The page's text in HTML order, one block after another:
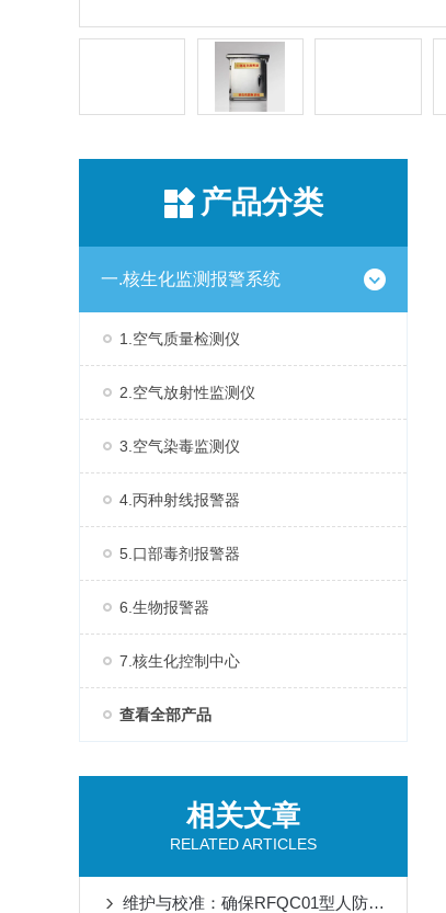
产品分类
一.核生化监测报警系统
1.空气质量检测仪
2.空气放射性监测仪
3.空气染毒监测仪
4.丙种射线报警器
5.口部毒剂报警器
6.生物报警器
7.核生化控制中心
查看全部产品
相关文章
RELATED ARTICLES
维护与校准：确保RFQC01型人防生物报警器长期有效